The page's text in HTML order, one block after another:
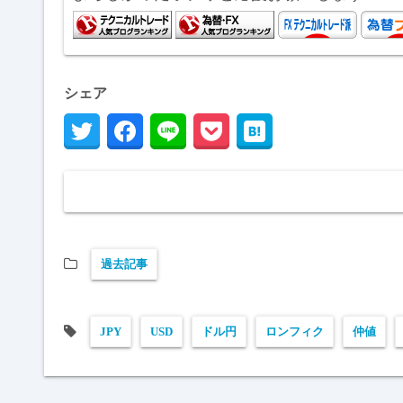
シェア
過去記事
JPY USD ドル円 ロンフィク 仲値